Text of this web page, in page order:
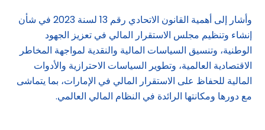
وأشار إلى أهمية القانون الاتحادي رقم 13 لسنة 2023 في شأن
إنشاء وتنظيم مجلس الاستقرار المالي في تعزيز الجهود
الوطنية، وتنسيق السياسات المالية والنقدية لمواجهة المخاطر
الاقتصادية العالمية، وتطوير السياسات الاحترازية والأدوات
المالية للحفاظ على الاستقرار المالي في الإمارات، بما يتماشى
مع دورها ومكانتها الرائدة في النظام المالي العالمي.